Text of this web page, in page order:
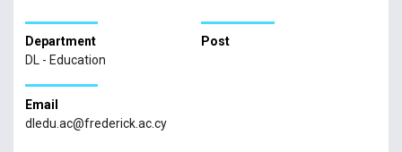
Department
DL - Education
Post
Email
dledu.ac@frederick.ac.cy